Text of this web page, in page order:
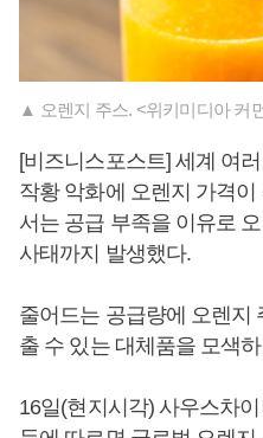
▲ 오렌지 주스. <위키미디아 커
[비즈니스포스트] 세계 여
작황 악화에 오렌지 가격이
서는 공급 부족을 이유로
사태까지 발생했다.
줄어드는 공급량에 오렌지
출 수 있는 대체품을 모색
16일(현지시각) 사우스차